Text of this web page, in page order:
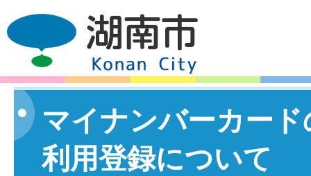
マイナンバーカー
利用登録について